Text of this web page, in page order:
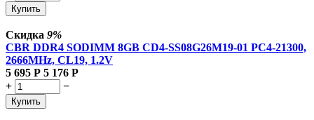
Купить
Скидка 9%
CBR DDR4 SODIMM 8GB CD4-SS08G26M19-01 PC4-21300,
2666MHz, CL19, 1.2V
5 695 Р 5 176 Р
+
−
Купить